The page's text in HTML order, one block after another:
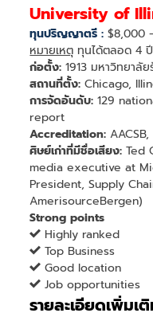
University of
ทุนปริญญาตรี : $8,000
หมายเหตุ ทุนได้ตลอด 4 ปี
ก่อตั้ง: 1913 มหาวิทยาลัย
สถานที่ตั้ง: Chicago,
การจัดอันดับ: 129
report
Accreditation:
ศิษย์เก่าที่มีชื่อเสียง: Ted
media executive at
President, Supply
AmerisourceBergen)
Strong points
Highly ranked
Top Business
Good location
Job opportunities
รายละเอียดเพิ่มเ